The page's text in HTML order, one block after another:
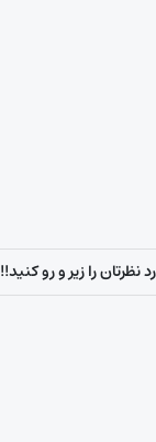
را زیر و رو کنید!!